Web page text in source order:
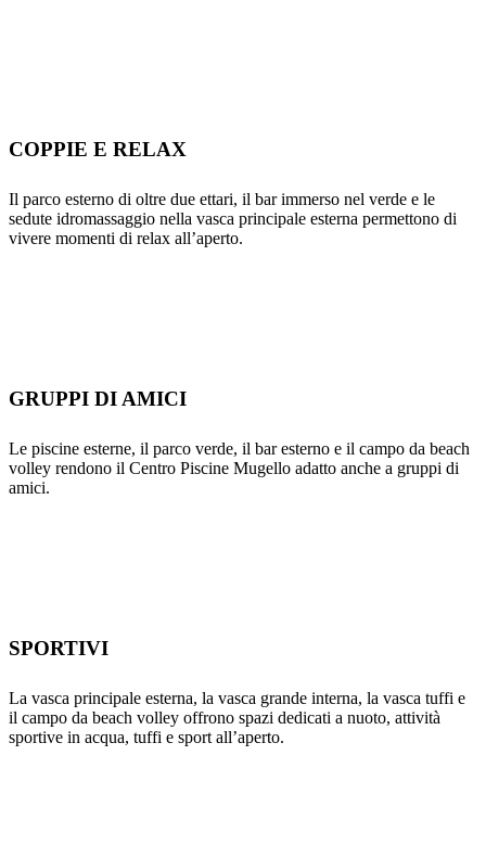
COPPIE E RELAX
Il parco esterno di oltre due ettari, il bar immerso nel verde e le
sedute idromassaggio nella vasca principale esterna permettono di
vivere momenti di relax all’aperto.
GRUPPI DI AMICI
Le piscine esterne, il parco verde, il bar esterno e il campo da beach
volley rendono il Centro Piscine Mugello adatto anche a gruppi di
amici.
SPORTIVI
La vasca principale esterna, la vasca grande interna, la vasca tuffi e
il campo da beach volley offrono spazi dedicati a nuoto, attività
sportive in acqua, tuffi e sport all’aperto.